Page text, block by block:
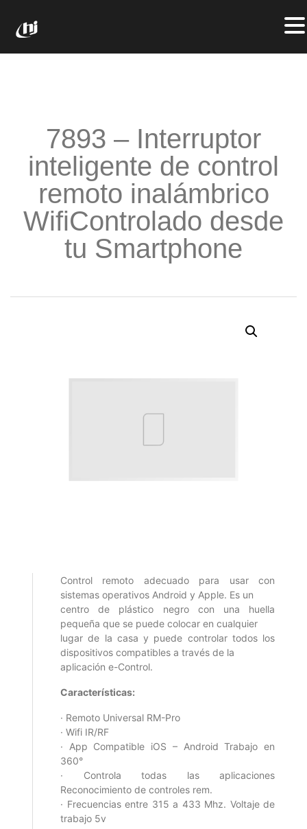
7893 – Interruptor
inteligente de control
remoto inalámbrico
WifiControlado desde
tu Smartphone
Control remoto adecuado para usar con
sistemas operativos Android y Apple. Es un
centro de plástico negro con una huella
pequeña que se puede colocar en cualquier
lugar de la casa y puede controlar todos los
dispositivos compatibles a través de la
aplicación e-Control.
Características:
· Remoto Universal RM-Pro
· Wifi IR/RF
· App Compatible iOS – Android Trabajo en
360°
· Controla todas las aplicaciones
Reconocimiento de controles rem.
· Frecuencias entre 315 a 433 Mhz. Voltaje de
trabajo 5v